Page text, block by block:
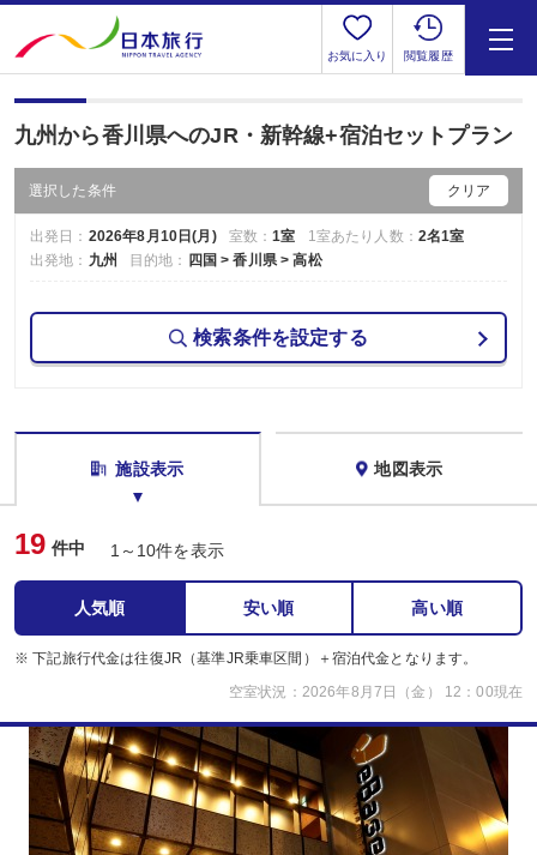
お気に入り 閲覧履歴
九州から香川県へのJR・新幹線+宿泊セットプラン
選択した条件 クリア
出発日： 2026年8月10日(月) 室数：1室 1室あたり人数： 2名1室
出発地： 九州 目的地： 四国 > 香川県 > 高松
検索条件を設定する
施設表示 地図表示
19 件中 1～10件を表示
人気順 安い順 高い順
※ 下記旅行代金は往復JR（基準JR乗車区間）＋宿泊代金となります。
空室状況：2026年8月7日（金） 12：00現在